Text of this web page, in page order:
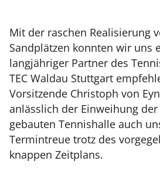
Mit der raschen Realisierung
Sandplätzen konnten wir uns
langjähriger Partner des
TEC Waldau Stuttgart
Vorsitzende Christoph von
anlässlich der Einweihung
gebauten Tennishalle auch
Termintreue trotz des
knappen Zeitplans.